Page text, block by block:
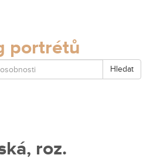
portrétů
Hledat
roz.